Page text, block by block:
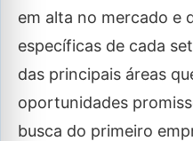
em alta no mercado e
específicas de cada
das principais áreas
oportunidades
busca do primeiro